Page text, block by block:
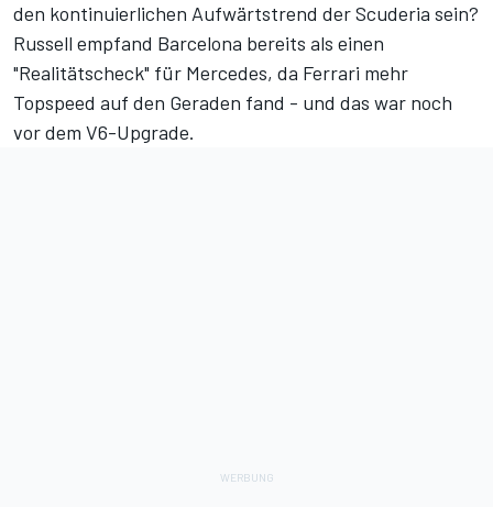
den kontinuierlichen Aufwärtstrend der Scuderia sein?
Russell empfand Barcelona bereits als einen
"Realitätscheck" für Mercedes, da Ferrari mehr
Topspeed auf den Geraden fand - und das war noch
vor dem V6-Upgrade.